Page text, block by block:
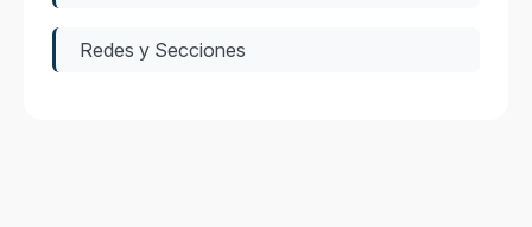
Redes y Secciones